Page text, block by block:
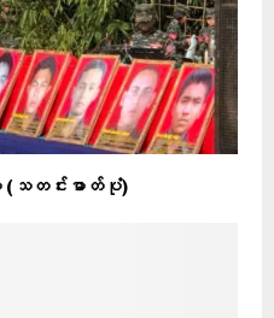
သတင်းဓာတ်ပုံ)